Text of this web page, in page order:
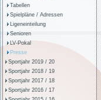
Tabellen
Spielpläne / Adressen
Ligeneinteilung
Senioren
LV-Pokal
Presse
Sportjahr 2019 / 20
Sportjahr 2018 / 19
Sportjahr 2017 / 18
Sportjahr 2016 / 17